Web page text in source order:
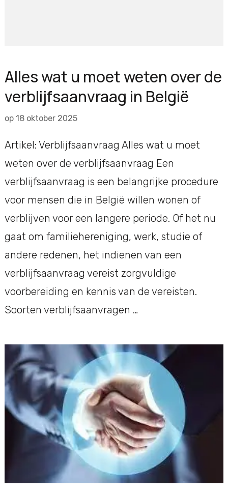
Alles wat u moet weten over de
verblijfsaanvraag in België
op 18 oktober 2025
Artikel: Verblijfsaanvraag Alles wat u moet
weten over de verblijfsaanvraag Een
verblijfsaanvraag is een belangrijke procedure
voor mensen die in België willen wonen of
verblijven voor een langere periode. Of het nu
gaat om familiehereniging, werk, studie of
andere redenen, het indienen van een
verblijfsaanvraag vereist zorgvuldige
voorbereiding en kennis van de vereisten.
Soorten verblijfsaanvragen …